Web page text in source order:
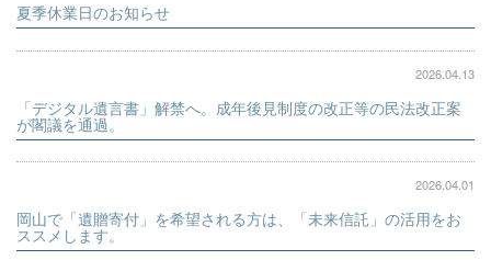
夏季休業日のお知らせ
2026.04.13
「デジタル遺言書」解禁へ。成年後見制度の改正等の民法改正案
が閣議を通過。
2026.04.01
岡山で「遺贈寄付」を希望される方は、「未来信託」の活用をお
ススメします。